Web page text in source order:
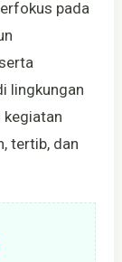
pada
lingkungan
kegiatan
tertib, dan